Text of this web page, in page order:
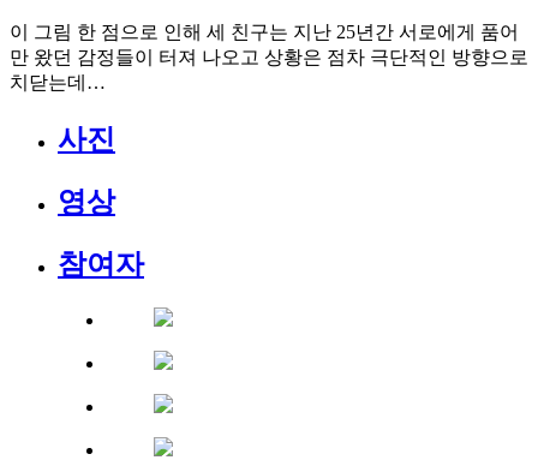
이 그림 한 점으로 인해 세 친구는 지난 25년간 서로에게 품어
만 왔던 감정들이 터져 나오고 상황은 점차 극단적인 방향으로
치닫는데…
사진
영상
참여자